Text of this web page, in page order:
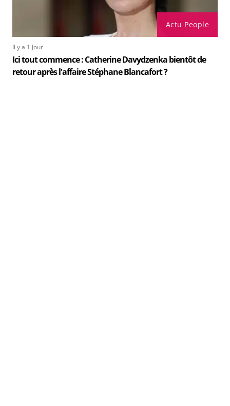
Actu People
Il y a 1 Jour
Ici tout commence : Catherine Davydzenka bientôt de
retour après l'affaire Stéphane Blancafort ?